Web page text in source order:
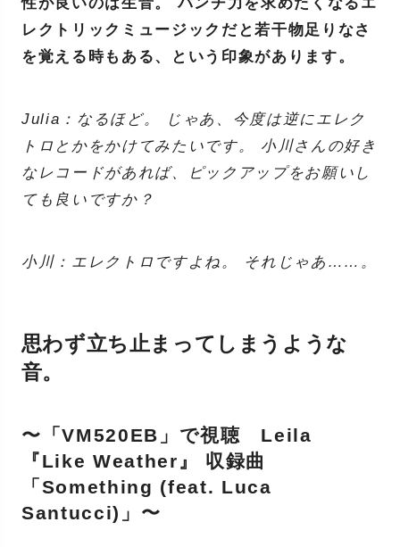
レクトリックミュージックだと若干物足りなさ
を覚える時もある、という印象があります。
Julia：なるほど。 じゃあ、今度は逆にエレク
トロとかをかけてみたいです。 小川さんの好き
なレコードがあれば、ピックアップをお願いし
ても良いですか？
小川：エレクトロですよね。 それじゃあ……。
思わず立ち止まってしまうような
音。
〜「VM520EB」で視聴 Leila
『Like Weather』 収録曲
「Something (feat. Luca
Santucci)」〜